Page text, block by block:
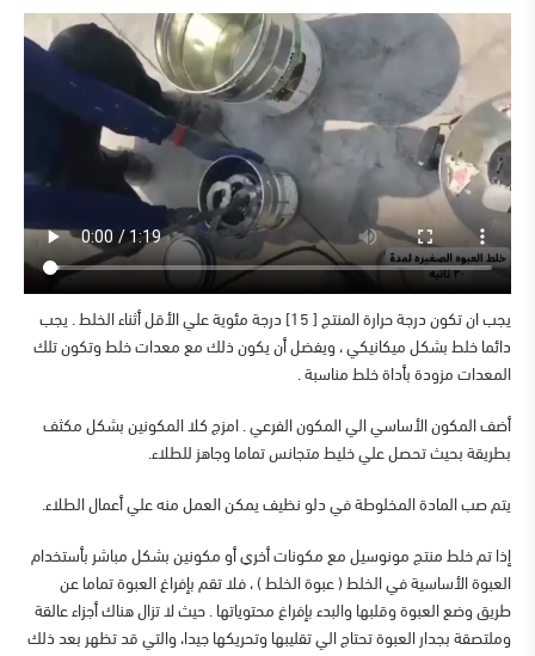
يجب ان تكون درجة حرارة المنتج [ 15] درجة مئوية علي الأقل أثناء الخلط . يجب
دائما خلط بشكل ميكانيكي ، ويفضل أن يكون ذلك مع معدات خلط وتكون تلك
المعدات مزودة بأداة خلط مناسبة .
أضف المكون الأساسي الي المكون الفرعي . امزج كلا المكونين بشكل مكثف
بطريقة بحيث تحصل علي خليط متجانس تماما وجاهز للطلاء.
يتم صب المادة المخلوطة في دلو نظيف يمكن العمل منه علي أعمال الطلاء.
إذا تم خلط منتج مونوسيل مع مكونات أخري أو مكونين بشكل مباشر بأستخدام
العبوة الأساسية في الخلط ( عبوة الخلط ) ، فلا تقم بإفراغ العبوة تماما عن
طريق وضع العبوة وقلبها والبدء بإفراغ محتوياتها . حيث لا تزال هناك أجزاء عالقة
وملتصقة بجدار العبوة تحتاج الي تقليبها وتحريكها جيدا، والتي قد تظهر بعد ذلك